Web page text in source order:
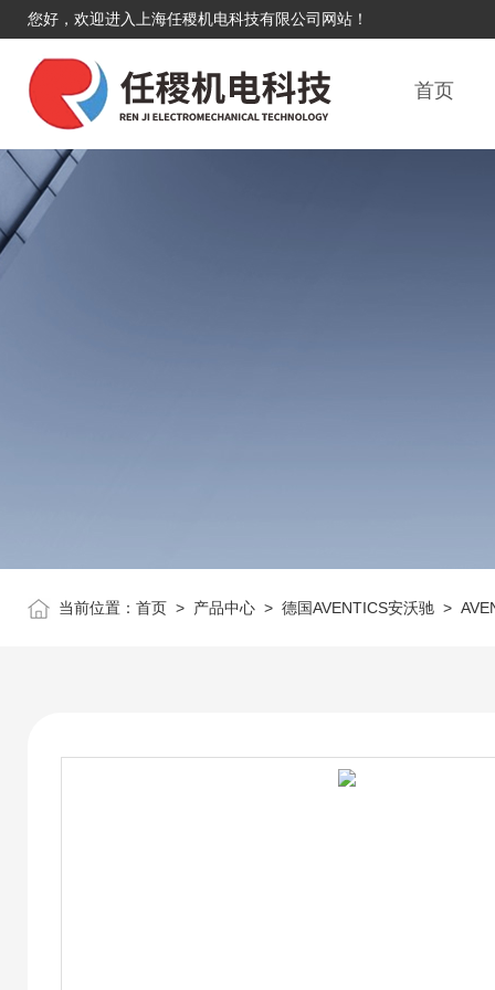
您好，欢迎进入上海任稷机电科技有限公司网站！
首页
当前位置： 首页 > 产品中心 > 德国AVENTICS安沃驰 >